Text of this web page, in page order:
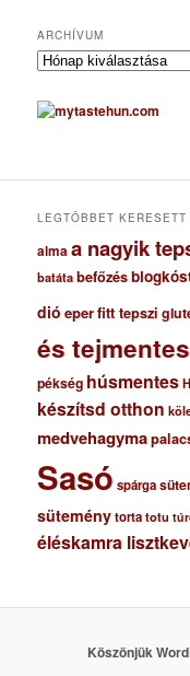
ARCHÍVUM
A
c
h
u
LEGTÖBBET
almaa nagyik
batáta befőzés
dió eperfitt tepszi
és tejmentes
pékség húsmentes
készítsd otthon
medvehagyma
Sasó spárga
süteménytorta totu
éléskamra
Köszönjük